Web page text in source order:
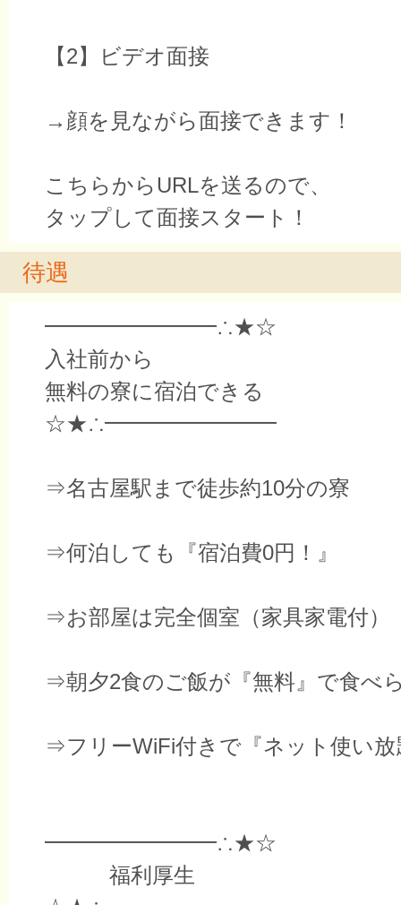
【2】ビデオ面接
→顔を見ながら面接できます！
こちらからURLを送るので、
タップして面接スタート！
待遇
━━━━━━━━∴★☆
入社前から
無料の寮に宿泊できる
☆★∴━━━━━━━━
⇒名古屋駅まで徒歩約10分の寮
⇒何泊しても『宿泊費0円！』
⇒お部屋は完全個室（家具家電付）
⇒朝夕2食のご飯が『無料』で食べ
⇒フリーWiFi付きで『ネット使い放
━━━━━━━━∴★☆
福利厚生